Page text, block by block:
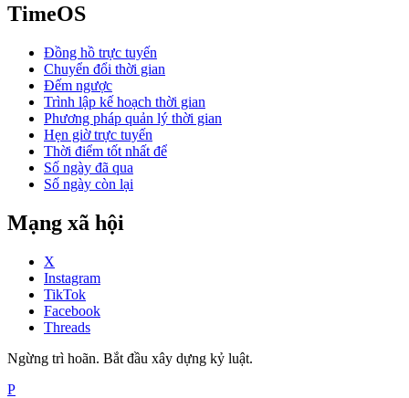
TimeOS
Đồng hồ trực tuyến
Chuyển đổi thời gian
Đếm ngược
Trình lập kế hoạch thời gian
Phương pháp quản lý thời gian
Hẹn giờ trực tuyến
Thời điểm tốt nhất để
Số ngày đã qua
Số ngày còn lại
Mạng xã hội
X
Instagram
TikTok
Facebook
Threads
Ngừng trì hoãn. Bắt đầu xây dựng kỷ luật.
P